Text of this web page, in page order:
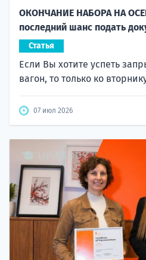
ОКОНЧАНИЕ НАБОРА НА
последний шанс подать
Статья
Если Вы хотите успеть
вагон, то только ко
07 июл 2026